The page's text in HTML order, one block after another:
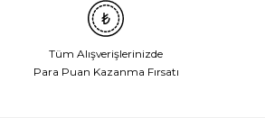
Tüm Alışverişlerinizde
Para Puan Kazanma Fırsatı